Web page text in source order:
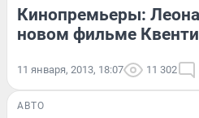
Кинопремьеры:
новом фильме
11 января, 2013, 18:07 11 302
АВТО